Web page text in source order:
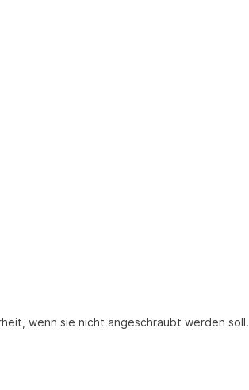
wenn sie nicht angeschraubt werden soll.